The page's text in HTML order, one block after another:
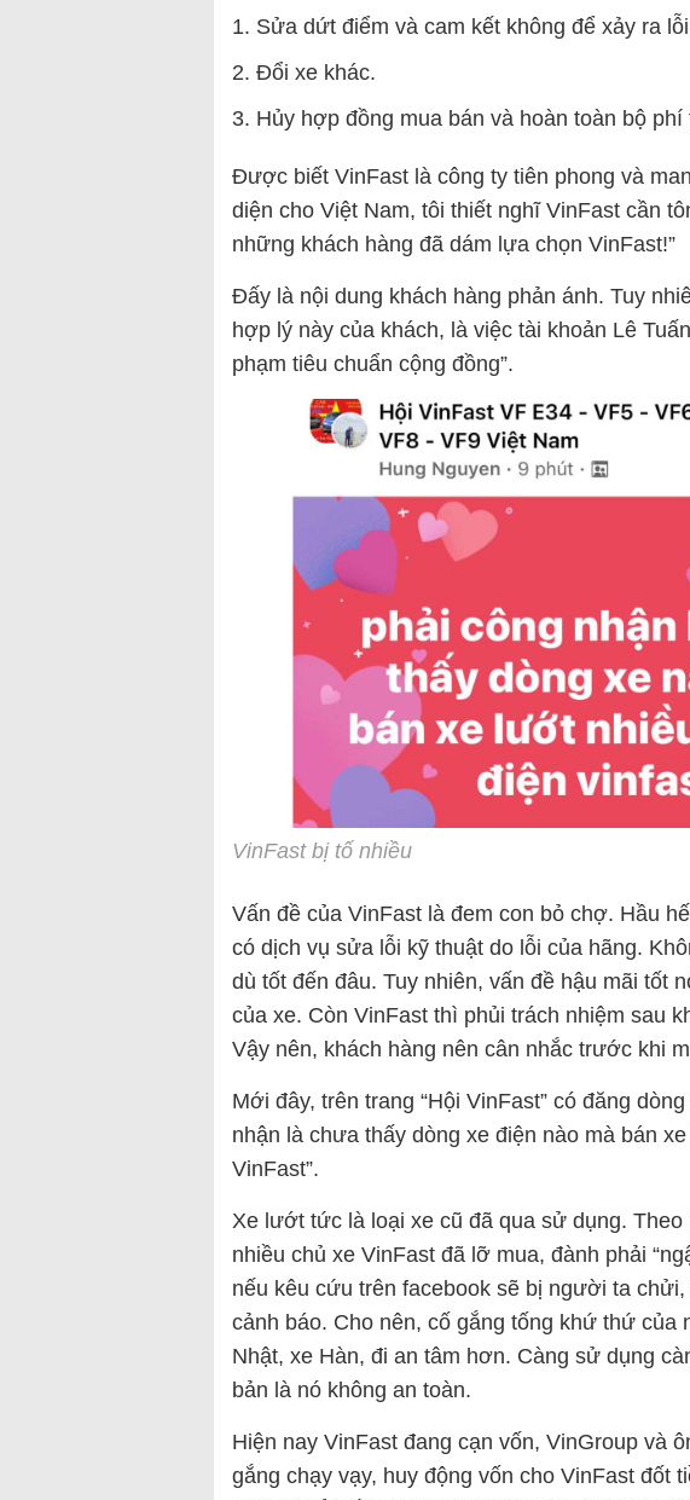
Sửa dứt điểm và cam kết không để xảy ra
Đổi xe khác.
Hủy hợp đồng mua bán và hoàn toàn bộ phí
Được biết VinFast là công ty tiên phong và
diện cho Việt Nam, tôi thiết nghĩ VinFast cần
những khách hàng đã dám lựa chọn VinFast!”
Đấy là nội dung khách hàng phản ánh. Tuy
hợp lý này của khách, là việc tài khoản Lê
phạm tiêu chuẩn cộng đồng”.
VinFast bị tố nhiều
Vấn đề của VinFast là đem con bỏ chợ. Hầu
có dịch vụ sửa lỗi kỹ thuật do lỗi của hãng.
dù tốt đến đâu. Tuy nhiên, vấn đề hậu mãi tốt
của xe. Còn VinFast thì phủi trách nhiệm sau
Vậy nên, khách hàng nên cân nhắc trước khi
Mới đây, trên trang “Hội VinFast” có đăng
nhận là chưa thấy dòng xe điện nào mà bán
VinFast”.
Xe lướt tức là loại xe cũ đã qua sử dụng.
nhiều chủ xe VinFast đã lỡ mua, đành phải
nếu kêu cứu trên facebook sẽ bị người ta
cảnh báo. Cho nên, cố gắng tống khứ thứ của
Nhật, xe Hàn, đi an tâm hơn. Càng sử dụng
bản là nó không an toàn.
Hiện nay VinFast đang cạn vốn, VinGroup và
gắng chạy vạy, huy động vốn cho VinFast đốt